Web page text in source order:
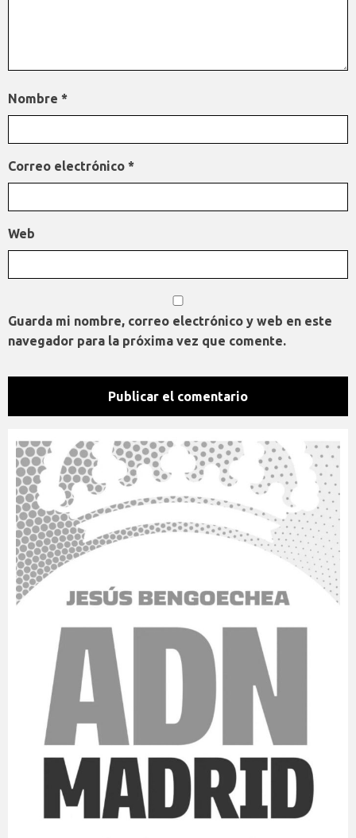
Nombre *
Correo electrónico *
Web
Guarda mi nombre, correo electrónico y web en este
navegador para la próxima vez que comente.